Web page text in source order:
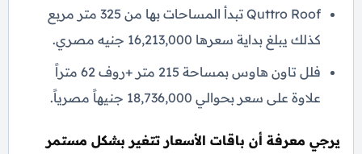
Quttro Roof تبدأ المساحات بها من 325 متر مربع
كذلك يبلغ بداية سعرها 16,213,000 جنيه مصري.
فلل تاون هاوس بمساحة 215 متر +روف 62 متراً
علاوة على سعر بحوالي 18,736,000 جنيهاً مصرياً.
يرجي معرفة أن باقات الأسعار تتغير بشكل مستمر